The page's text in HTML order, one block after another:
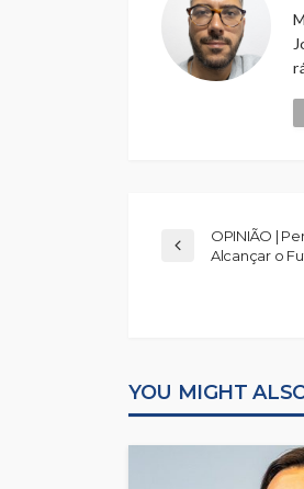
OPINIÃO |
Alcançar o
YOU MIGHT